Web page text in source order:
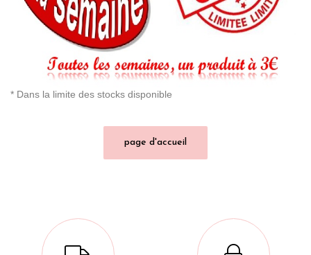
* Dans la limite des stocks disponible